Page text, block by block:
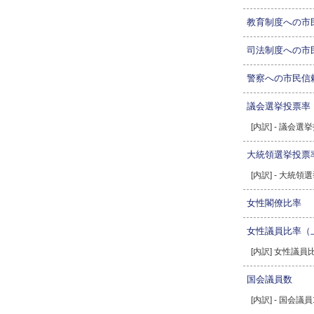
教育制度への市
司法制度への市
警察への市民信
議会選挙投票率
[内訳] - 議会選
大統領選挙投票
[内訳] - 大統領
女性閣僚比率
女性議員比率（
[内訳] 女性議員
国会議員数
[内訳] - 国会議